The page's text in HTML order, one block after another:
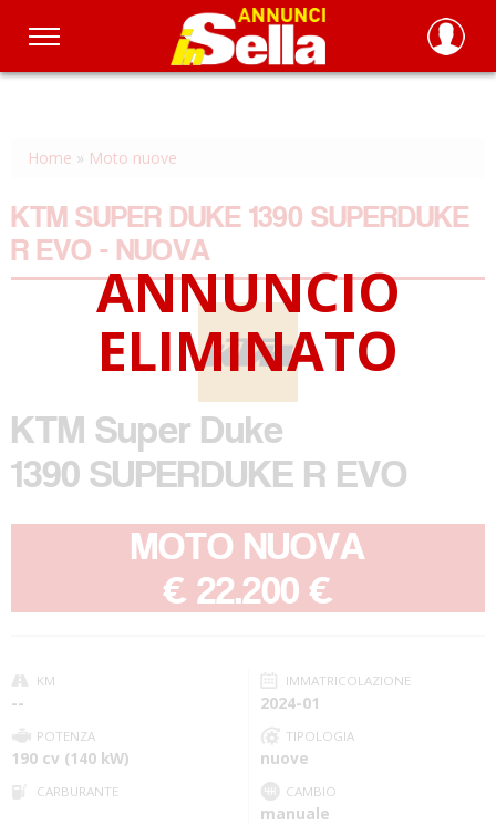
Salta
principale
Home » Moto nuove
KTM SUPER DUKE 1390 SUPERDUKE
R EVO - NUOVA
KTM Super Duke
1390 SUPERDUKE R EVO
MOTO NUOVA
€ 22.200 €
KM
--
IMMATRICOLAZIONE
2024-01
POTENZA
190 cv (140 kW)
TIPOLOGIA
nuove
CARBURANTE CAMBIO
manuale